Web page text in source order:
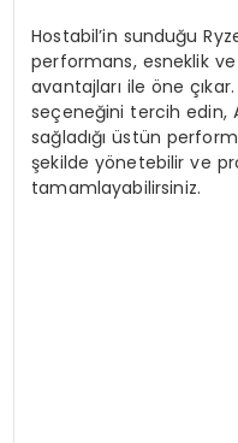
Hostabil’in sunduğu
performans, esneklik
avantajları ile öne
seçeneğini tercih edin,
sağladığı üstün
şekilde yönetebilir ve
tamamlayabilirsiniz.